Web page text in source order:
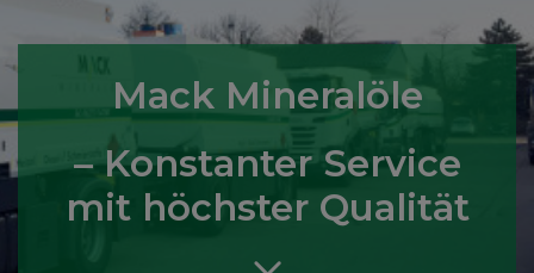
Mack Mineralöle
– Konstanter Service
mit höchster Qualität
Mack Mineralöle
– Konstanter Service
mit höchster Qualität
Mack Mineralöle
– Konstanter Service
mit höchster Qualität